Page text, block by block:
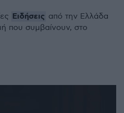
Ειδήσεις από την Ελλάδα
που συμβαίνουν, στο